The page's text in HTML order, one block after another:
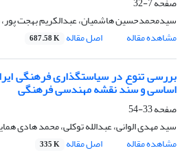
سیدمحمدحسین هاشمیان، عبدالکریم بهجت
مشاهده مقاله
اصل مقاله 687.58 K
بررسی تنوع در سیاستگذاری فرهنگی
اساسی و سند نقشه مهندسی فرهنگی
صفحه33-54
سید مهدی الوانی، عبدالله توکلی، محمد هادی
مشاهده مقاله
اصل مقاله 335 K